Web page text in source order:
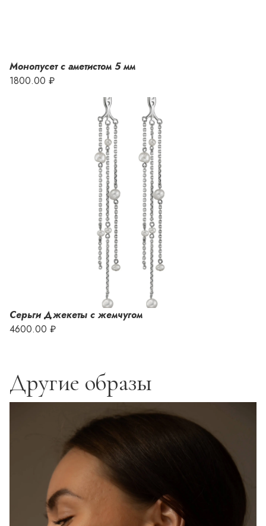
Монопусет с аметистом 5 мм
1800.00 ₽
Серьги Джекеты с жемчугом
4600.00 ₽
Другие образы